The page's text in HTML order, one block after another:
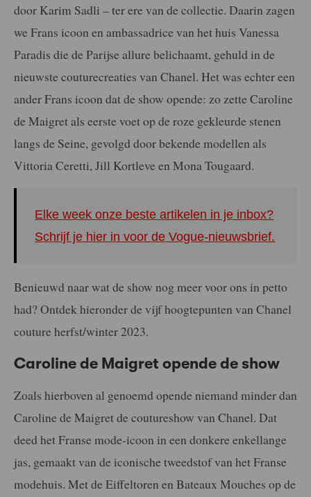
door Karim Sadli – ter ere van de collectie. Daarin zagen
we Frans icoon en ambassadrice van het huis Vanessa
Paradis die de Parijse allure belichaamt, gehuld in de
nieuwste couturecreaties van Chanel. Het was echter een
ander Frans icoon dat de show opende: zo zette Caroline
de Maigret als eerste voet op de roze gekleurde stenen
langs de Seine, gevolgd door bekende modellen als
Vittoria Ceretti, Jill Kortleve en Mona Tougaard.
Elke week onze beste artikelen in je inbox?
Schrijf je hier in voor de Vogue-nieuwsbrief.
Benieuwd naar wat de show nog meer voor ons in petto
had? Ontdek hieronder de vijf hoogtepunten van Chanel
couture herfst/winter 2023.
Caroline de Maigret opende de show
Zoals hierboven al genoemd opende niemand minder dan
Caroline de Maigret de coutureshow van Chanel. Dat
deed het Franse mode-icoon in een donkere enkellange
jas, gemaakt van de iconische tweedstof van het Franse
modehuis. Met de Eiffeltoren en Bateaux Mouches op de